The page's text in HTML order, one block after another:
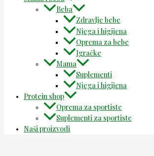
Beba
Zdravlje bebe
Njega i higijena
Oprema za bebe
Igračke
Mama
Suplementi
Njega i higijena
Protein shop
Oprema za sportiste
Suplementi za sportiste
Naši proizvodi